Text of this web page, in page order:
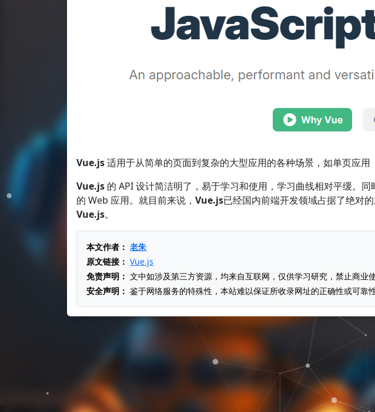
Vue.js适用于从简单的页面到复杂的大型应用的各种场景，如单页应用
Vue.js 的 API 设计简洁明了，易于学习和使用，学习曲线相对平缓。
的 Web 应用。就目前来说， Vue.js已经国内前端开发领域占据了绝对
Vue.js。
本文作者： 老朱
原文链接： Vue.js
免责声明： 文中如涉及第三方资源，均来自互联网，仅供学习研究，禁止商业
安全声明： 鉴于网络服务的特殊性，本站难以保证所收录网址的正确性或可靠